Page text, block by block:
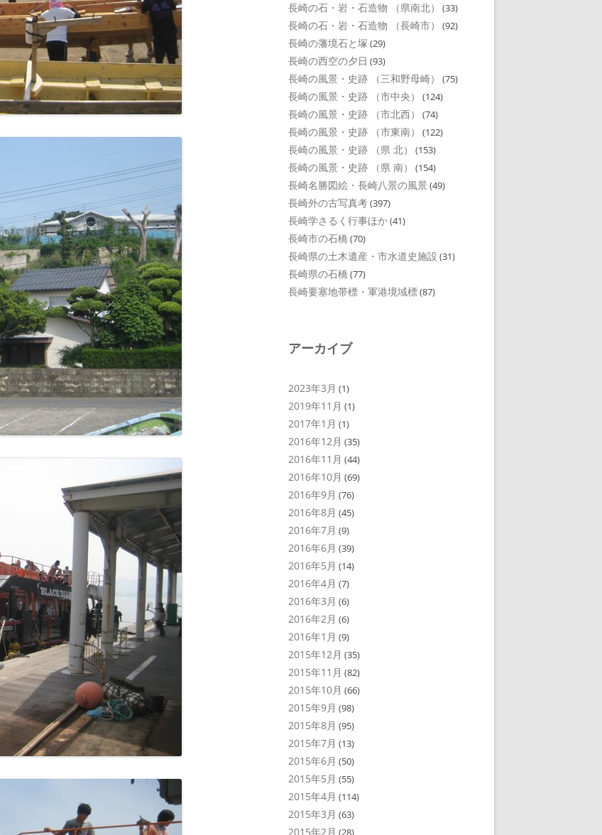
長崎の石・岩・石造物 （県南北） (33)
長崎の石・岩・石造物 （長崎市） (92)
長崎の藩境石と塚 (29)
長崎の西空の夕日 (93)
長崎の風景・史跡 （三和野母崎） (75)
長崎の風景・史跡 （市中央） (124)
長崎の風景・史跡 （市北西） (74)
長崎の風景・史跡 （市東南） (122)
長崎の風景・史跡 （県 北） (153)
長崎の風景・史跡 （県 南） (154)
長崎名勝図絵・長崎八景の風景 (49)
長崎外の古写真考(397)
長崎学さるく行事ほか(41)
長崎市の石橋 (70)
長崎県の土木遺産・市水道史施設 (31)
長崎県の石橋 (77)
長崎要塞地帯標・軍港境域標(87)
アーカイブ
2023年3月 (1)
2019年11月 (1)
2017年1月 (1)
2016年12月 (35)
2016年11月 (44)
2016年10月 (69)
2016年9月 (76)
2016年8月 (45)
2016年7月 (9)
2016年6月 (39)
2016年5月 (14)
2016年4月 (7)
2016年3月 (6)
2016年2月 (6)
2016年1月 (9)
2015年12月 (35)
2015年11月 (82)
2015年10月 (66)
2015年9月 (98)
2015年8月 (95)
2015年7月 (13)
2015年6月 (50)
2015年5月 (55)
2015年4月 (114)
2015年3月 (63)
2015年2月 (28)